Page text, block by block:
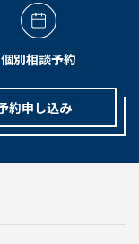
個別相談予約
約申し込み